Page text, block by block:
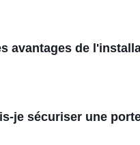
avantages de
je sécuriser une